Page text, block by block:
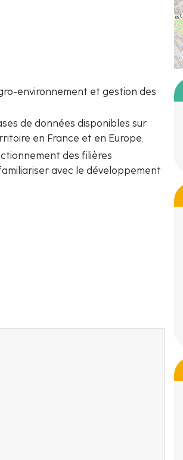
environnement et gestion des
de données disponibles sur
en France et en Europe.
des filières
avec le développement